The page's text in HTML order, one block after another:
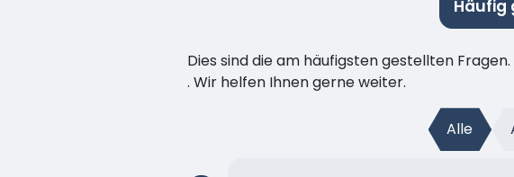
Häufig
Dies sind die am häufigsten gestellten
. Wir helfen Ihnen gerne weiter.
Alle